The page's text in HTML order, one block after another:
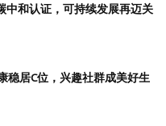
中和认证，可持续发展再迈关
稳居C位，兴趣社群成美好生